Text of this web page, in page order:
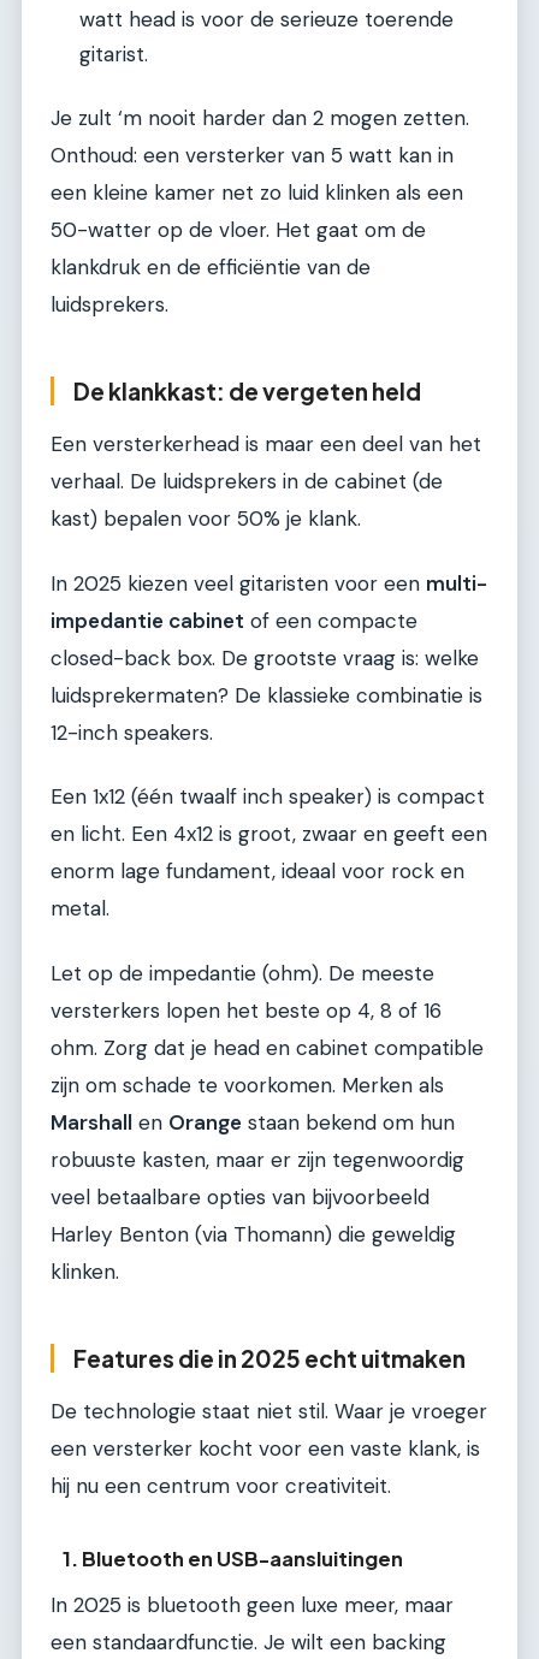
watt head is voor de serieuze toerende
gitarist.
Je zult ‘m nooit harder dan 2 mogen zetten.
Onthoud: een versterker van 5 watt kan in
een kleine kamer net zo luid klinken als een
50-watter op de vloer. Het gaat om de
klankdruk en de efficiëntie van de
luidsprekers.
De klankkast: de vergeten held
Een versterkerhead is maar een deel van het
verhaal. De luidsprekers in de cabinet (de
kast) bepalen voor 50% je klank.
In 2025 kiezen veel gitaristen voor een multi-
impedantie cabinet of een compacte
closed-back box. De grootste vraag is: welke
luidsprekermaten? De klassieke combinatie is
12-inch speakers.
Een 1x12 (één twaalf inch speaker) is compact
en licht. Een 4x12 is groot, zwaar en geeft een
enorm lage fundament, ideaal voor rock en
metal.
Let op de impedantie (ohm). De meeste
versterkers lopen het beste op 4, 8 of 16
ohm. Zorg dat je head en cabinet compatible
zijn om schade te voorkomen. Merken als
Marshall en Orange staan bekend om hun
robuuste kasten, maar er zijn tegenwoordig
veel betaalbare opties van bijvoorbeeld
Harley Benton (via Thomann) die geweldig
klinken.
Features die in 2025 echt uitmaken
De technologie staat niet stil. Waar je vroeger
een versterker kocht voor een vaste klank, is
hij nu een centrum voor creativiteit.
1. Bluetooth en USB-aansluitingen
In 2025 is bluetooth geen luxe meer, maar
een standaardfunctie. Je wilt een backing